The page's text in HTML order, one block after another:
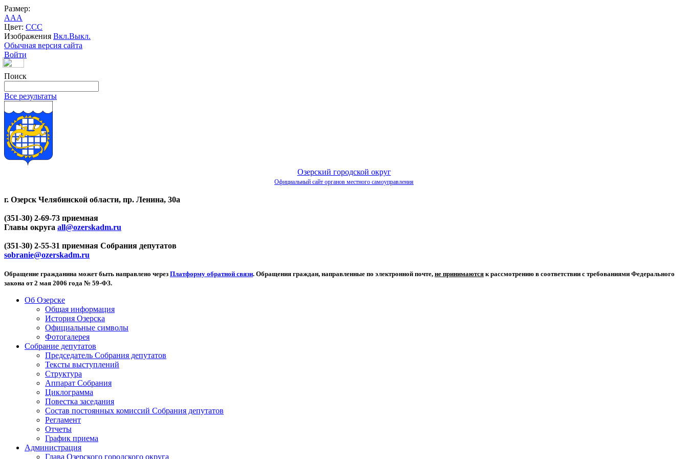
Размер:
AAA
Цвет: CCC
Изображения Вкл.Выкл.
Обычная версия сайта
Войти
Поиск
Все результаты
Озерский городской округ
Официальный сайт органов местного самоуправления
г. Озерск Челябинской области, пр. Ленина, 30а
(351-30) 2-69-73 приемная
Главы округа all@ozerskadm.ru
(351-30) 2-55-31 приемная Собрания депутатов
sobranie@ozerskadm.ru
Обращение гражданина может быть направлено через Платформу обратной связи. Обращения граждан, направленные по электронной почте, не принимаются к рассмотрению в соответствии с требованиями Федерального
закона от 2 мая 2006 года № 59-ФЗ.
Об Озерске
Общая информация
История Озерска
Официальные символы
Фотогалерея
Собрание депутатов
Председатель Собрания депутатов
Тексты выступлений
Структура
Аппарат Собрания
Циклограмма
Повестка заседания
Состав постоянных комиссий Собрания депутатов
Регламент
Отчеты
График приема
Администрация
Глава Озерского городского округа